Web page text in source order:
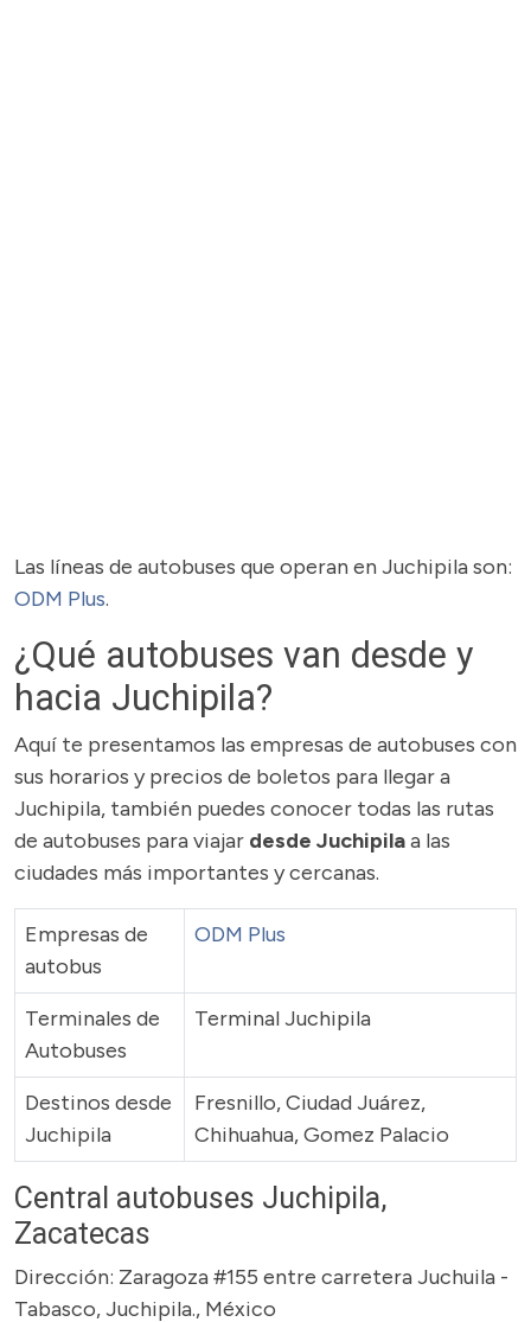
Las líneas de autobuses que operan en Juchipila son:
ODM Plus.
¿Qué autobuses van desde y
hacia Juchipila?
Aquí te presentamos las empresas de autobuses con
sus horarios y precios de boletos para llegar a
Juchipila, también puedes conocer todas las rutas
de autobuses para viajar desde Juchipilaa las
ciudades más importantes y cercanas.
Empresas de
autobus
ODM Plus
Terminales de
Autobuses
Terminal Juchipila
Destinos desde
Juchipila
Fresnillo, Ciudad Juárez,
Chihuahua, Gomez Palacio
Central autobuses Juchipila,
Zacatecas
Dirección: Zaragoza #155 entre carretera Juchuila -
Tabasco, Juchipila., México